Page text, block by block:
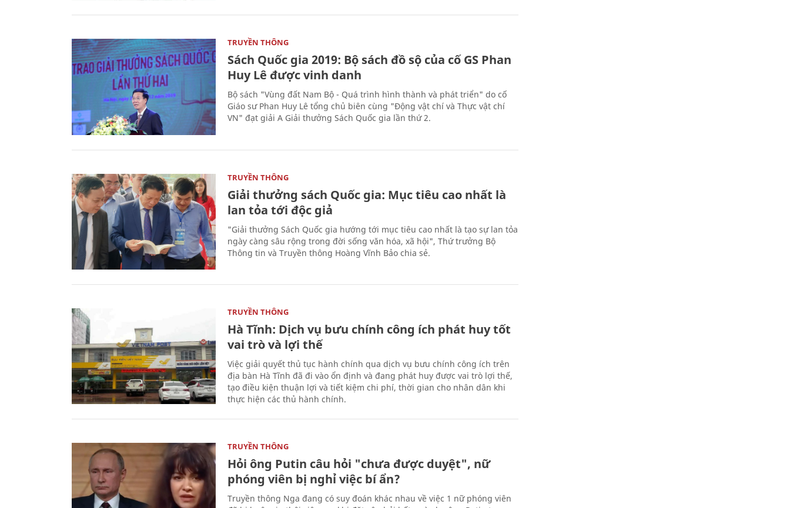
TRUYỀN THÔNG
Sách Quốc gia 2019: Bộ sách đồ sộ của cố GS Phan
Huy Lê được vinh danh
Bộ sách "Vùng đất Nam Bộ - Quá trình hình thành và phát triển" do cố
Giáo sư Phan Huy Lê tổng chủ biên cùng "Động vật chí và Thực vật chí
VN" đạt giải A Giải thưởng Sách Quốc gia lần thứ 2.
TRUYỀN THÔNG
Giải thưởng sách Quốc gia: Mục tiêu cao nhất là
lan tỏa tới độc giả
"Giải thưởng Sách Quốc gia hướng tới mục tiêu cao nhất là tạo sự lan tỏa
ngày càng sâu rộng trong đời sống văn hóa, xã hội", Thứ trưởng Bộ
Thông tin và Truyền thông Hoàng Vĩnh Bảo chia sẻ.
TRUYỀN THÔNG
Hà Tĩnh: Dịch vụ bưu chính công ích phát huy tốt
vai trò và lợi thế
Việc giải quyết thủ tục hành chính qua dịch vụ bưu chính công ích trên
địa bàn Hà Tĩnh đã đi vào ổn định và đang phát huy được vai trò lợi thế,
tạo điều kiện thuận lợi và tiết kiệm chi phí, thời gian cho nhân dân khi
thực hiện các thủ hành chính.
TRUYỀN THÔNG
Hỏi ông Putin câu hỏi "chưa được duyệt", nữ
phóng viên bị nghỉ việc bí ẩn?
Truyền thông Nga đang có suy đoán khác nhau về việc 1 nữ phóng viên